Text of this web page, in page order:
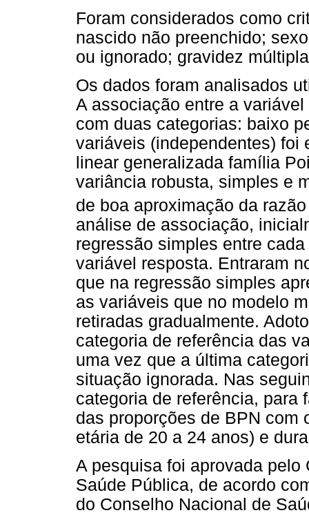
Foram considerados como
nascido não preenchido;
ou ignorado; gravidez
Os dados foram analisados
A associação entre a
com duas categorias: baixo
variáveis (independentes) foi
linear generalizada família
variância robusta, simples e
de boa aproximação da
análise de associação,
regressão simples entre
variável resposta. Entraram
que na regressão simples
as variáveis que no modelo
retiradas gradualmente.
categoria de referência das
uma vez que a última
situação ignorada. Nas
categoria de referência, para
das proporções de BPN com
etária de 20 a 24 anos) e
A pesquisa foi aprovada
Saúde Pública, de acordo
do Conselho Nacional de